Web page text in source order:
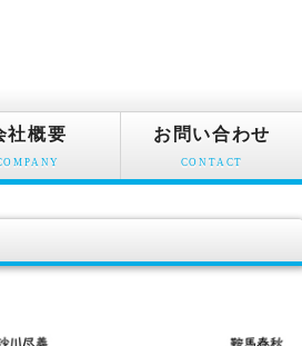
社概要 お問い合わせ
CONTACT